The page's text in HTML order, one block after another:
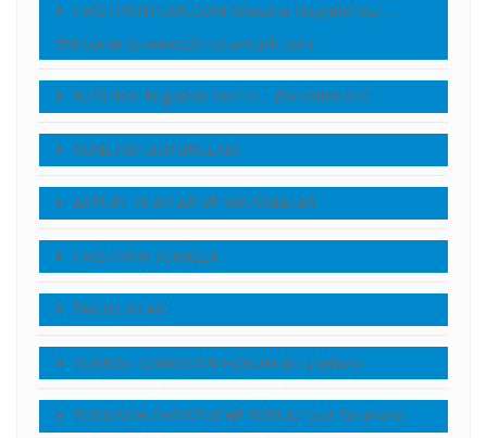
HRİSTİYANTÜRK.COM Sitesine Hoşgeldiniz!…
Welcome to www.Christianturk.com
İNCİL’den Bugünkü İnciler… (Devotionals)
YÖNETiM DUYURULARI
AKTUEL OLAYLAR VE YANSIMALAR
HRİSTİYAN TÜRKLER
TANIKLIKLAR
TURKISH CHRISTIAN FORUM (in English)
TURKISCH CHRISTLICHE FORUM (auf Deutsch)